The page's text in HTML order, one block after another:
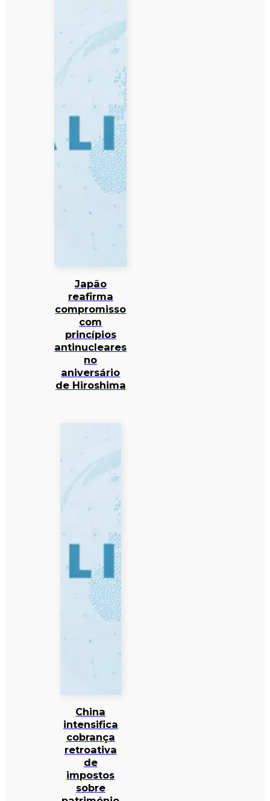
Japão
reafirma
compromisso
com
princípios
antinucleares
no
aniversário
de Hiroshima
China
intensifica
cobrança
retroativa
de
impostos
sobre